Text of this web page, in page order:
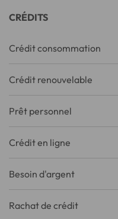
CRÉDITS
Crédit consommation
Crédit renouvelable
Prêt personnel
Crédit en ligne
Besoin d'argent
Rachat de crédit